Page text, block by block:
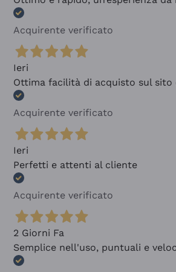
Acquirente verificato
Ieri
Ottima facilità di acquisto sul sito
Acquirente verificato
Ieri
Perfetti e attenti al cliente
Acquirente verificato
2 Giorni Fa
Semplice nell'uso, puntuali e